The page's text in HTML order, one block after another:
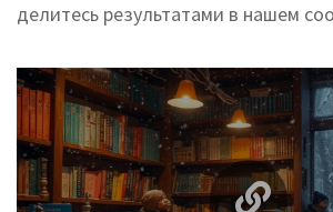
делитесь результатами в нашем